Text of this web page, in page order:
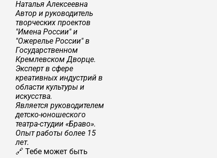
Наталья Алексеевна
Автор и руководитель
творческих проектов
"Имена России" и
"Ожерелье России" в
Государственном
Кремлевском Дворце.
Эксперт в сфере
креативных индустрий в
области культуры и
искусства.
Является руководителем
детско-юношеского
театра-студии «Браво».
Опыт работы более 15
лет.
🔗 Тебе может быть